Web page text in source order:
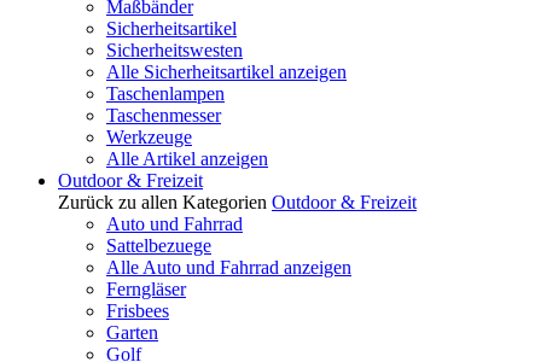
Maßbänder
Sicherheitsartikel
Sicherheitswesten
Alle Sicherheitsartikel anzeigen
Taschenlampen
Taschenmesser
Werkzeuge
Alle Artikel anzeigen
Outdoor & Freizeit
Zurück zu allen Kategorien Outdoor & Freizeit
Auto und Fahrrad
Sattelbezuege
Alle Auto und Fahrrad anzeigen
Ferngläser
Frisbees
Garten
Golf